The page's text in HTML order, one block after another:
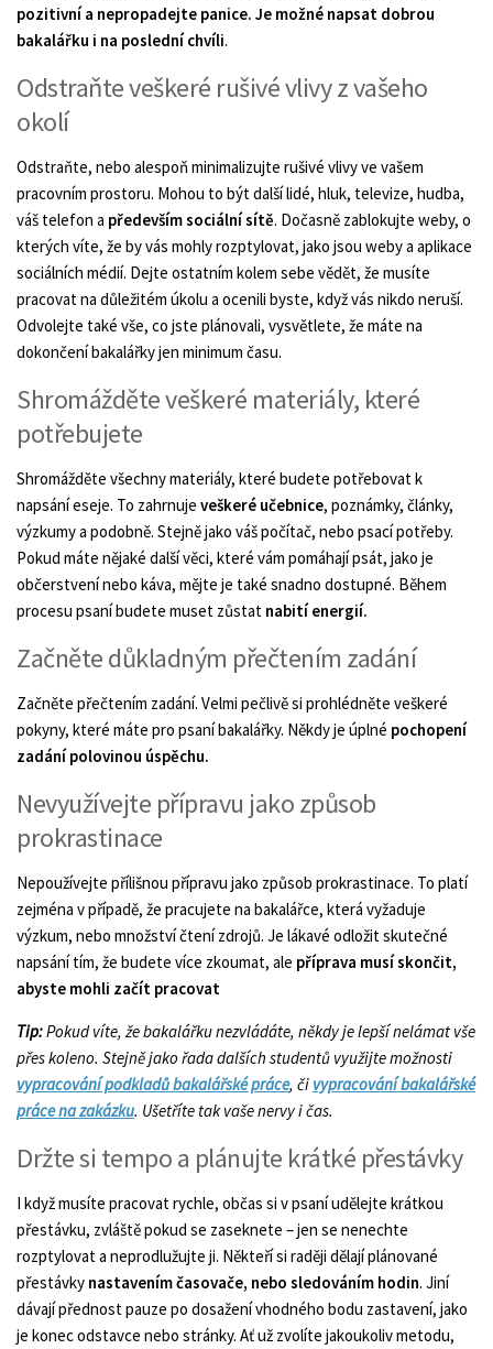
pozitivní a nepropadejte panice. Je možné napsat dobrou
bakalářku i na poslední chvíli.
Odstraňte veškeré rušivé vlivy z vašeho
okolí
Odstraňte, nebo alespoň minimalizujte rušivé vlivy ve vašem
pracovním prostoru. Mohou to být další lidé, hluk, televize, hudba,
váš telefon a především sociální sítě. Dočasně zablokujte weby, o
kterých víte, že by vás mohly rozptylovat, jako jsou weby a aplikace
sociálních médií. Dejte ostatním kolem sebe vědět, že musíte
pracovat na důležitém úkolu a ocenili byste, když vás nikdo neruší.
Odvolejte také vše, co jste plánovali, vysvětlete, že máte na
dokončení bakalářky jen minimum času.
Shromážděte veškeré materiály, které
potřebujete
Shromážděte všechny materiály, které budete potřebovat k
napsání eseje. To zahrnuje veškeré učebnice, poznámky, články,
výzkumy a podobně. Stejně jako váš počítač, nebo psací potřeby.
Pokud máte nějaké další věci, které vám pomáhají psát, jako je
občerstvení nebo káva, mějte je také snadno dostupné. Během
procesu psaní budete muset zůstat nabití energií.
Začněte důkladným přečtením zadání
Začněte přečtením zadání. Velmi pečlivě si prohlédněte veškeré
pokyny, které máte pro psaní bakalářky. Někdy je úplné pochopení
zadání polovinou úspěchu.
Nevyužívejte přípravu jako způsob
prokrastinace
Nepoužívejte přílišnou přípravu jako způsob prokrastinace. To platí
zejména v případě, že pracujete na bakalářce, která vyžaduje
výzkum, nebo množství čtení zdrojů. Je lákavé odložit skutečné
napsání tím, že budete více zkoumat, ale příprava musí skončit,
abyste mohli začít pracovat
Tip:Pokud víte, že bakalářku nezvládáte, někdy je lepší nelámat vše
přes koleno. Stejně jako řada dalších studentů využijte možnosti
vypracování podkladů bakalářské práce, či vypracování bakalářské
práce na zakázku. Ušetříte tak vaše nervy i čas.
Držte si tempo a plánujte krátké přestávky
I když musíte pracovat rychle, občas si v psaní udělejte krátkou
přestávku, zvláště pokud se zaseknete – jen se nenechte
rozptylovat a neprodlužujte ji. Někteří si raději dělají plánované
přestávky nastavením časovače, nebo sledováním hodin. Jiní
dávají přednost pauze po dosažení vhodného bodu zastavení, jako
je konec odstavce nebo stránky. Ať už zvolíte jakoukoliv metodu,